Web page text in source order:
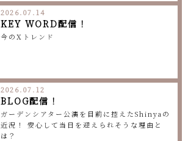
2026.07.14
KEY WORD配信！
今のXトレンド
2026.07.12
BLOG配信！
ガーデンシアター公演を目前に控えたShinyaの
近況！ 安心して当日を迎えられそうな理由と
は？